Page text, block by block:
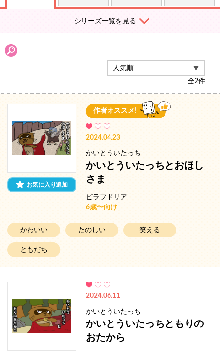
シリーズ一覧を見る
全2件
お気に入り追加
作者オススメ!
2024.04.23
かいとういたっち
かいとういたっちとおほし
さま
ピラフドリア
6歳〜向け
かわいい たのしい 笑える
ともだち
2024.06.11
かいとういたっち
かいとういたっちともりの
おたから